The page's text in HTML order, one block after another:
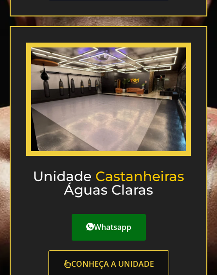
Unidade Castanheiras
Águas Claras
Whatsapp
CONHEÇA A UNIDADE